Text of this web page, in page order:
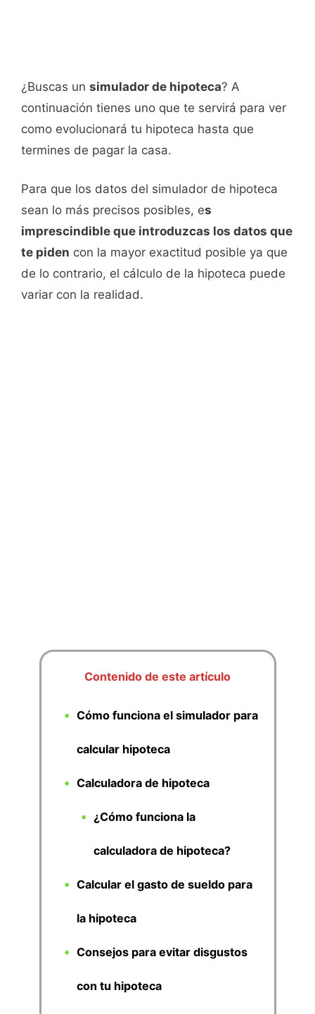
¿Buscas un simulador de hipoteca? A
continuación tienes uno que te servirá para ver
como evolucionará tu hipoteca hasta que
termines de pagar la casa.
Para que los datos del simulador de hipoteca
sean lo más precisos posibles, es
imprescindible que introduzcas los datos que
te piden con la mayor exactitud posible ya que
de lo contrario, el cálculo de la hipoteca puede
variar con la realidad.
Contenido de este artículo
Cómo funciona el simulador para
calcular hipoteca
Calculadora de hipoteca
¿Cómo funciona la
calculadora de hipoteca?
Calcular el gasto de sueldo para
la hipoteca
Consejos para evitar disgustos
con tu hipoteca